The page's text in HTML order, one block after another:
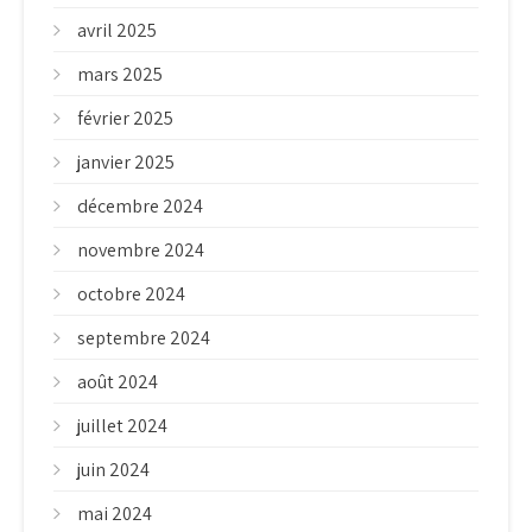
avril 2025
mars 2025
février 2025
janvier 2025
décembre 2024
novembre 2024
octobre 2024
septembre 2024
août 2024
juillet 2024
juin 2024
mai 2024